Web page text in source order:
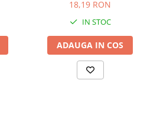
18,19 RON
IN STOC
ADAUGA IN COS